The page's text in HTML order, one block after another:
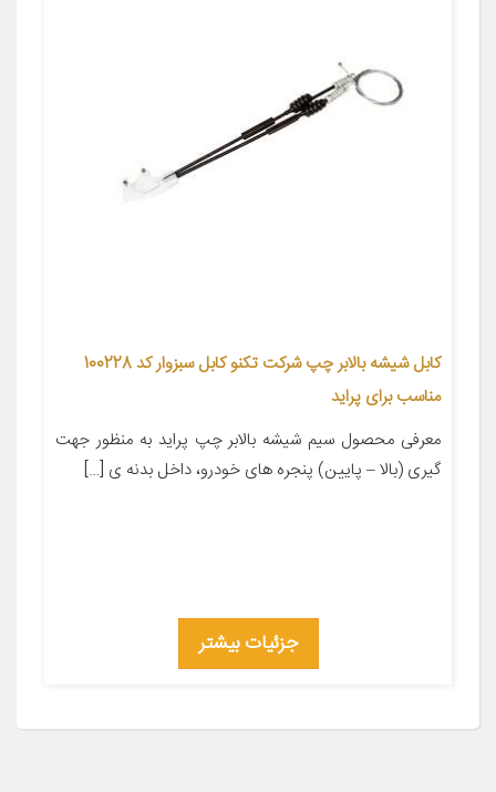
کابل شیشه بالابر چپ شرکت تکنو کابل سبزوار کد 100228
مناسب برای پراید
معرفی محصول سیم شیشه بالابر چپ پراید به منظور جهت
گیری (بالا – پایین) پنجره های خودرو، داخل بدنه ی […]
جزئیات بیشتر